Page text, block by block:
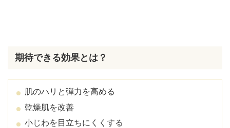
期待できる効果とは？
肌のハリと弾力を高める
乾燥肌を改善
小じわを目立ちにくくする